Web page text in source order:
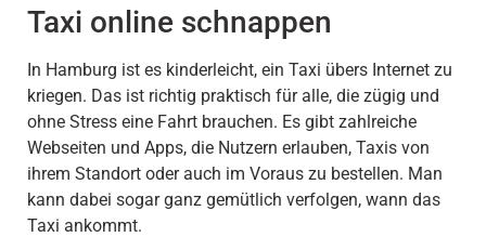
Taxi online schnappen
In Hamburg ist es kinderleicht, ein Taxi übers Internet zu
kriegen. Das ist richtig praktisch für alle, die zügig und
ohne Stress eine Fahrt brauchen. Es gibt zahlreiche
Webseiten und Apps, die Nutzern erlauben, Taxis von
ihrem Standort oder auch im Voraus zu bestellen. Man
kann dabei sogar ganz gemütlich verfolgen, wann das
Taxi ankommt.